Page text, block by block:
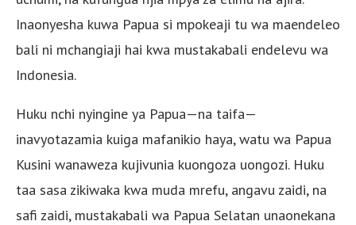
Inaonyesha kuwa Papua si mpokeaji tu wa maendeleo
bali ni mchangiaji hai kwa mustakabali endelevu wa
Indonesia.
Huku nchi nyingine ya Papua—na taifa—
inavyotazamia kuiga mafanikio haya, watu wa Papua
Kusini wanaweza kujivunia kuongoza uongozi. Huku
taa sasa zikiwaka kwa muda mrefu, angavu zaidi, na
safi zaidi, mustakabali wa Papua Selatan unaonekana